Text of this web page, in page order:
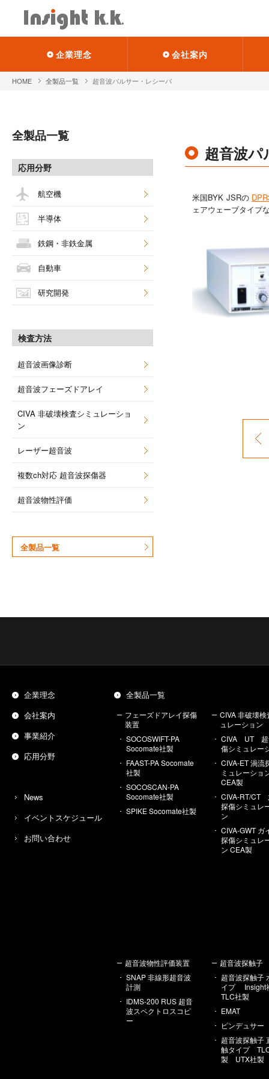
企業理念 会社案内
HOME 全製品一覧 超音波パルサー・レシーバ
超音波パ
米国BYK JSRの
ェアウェーブタイプ
全製品一覧
応用分野
航空機
半導体
鉄鋼・非鉄金属
自動車
研究開発
検査方法
超音波画像診断
超音波フェーズドアレイ
CIVA 非破壊検査シミュレーショ
ン
レーザー超音波
複数ch対応 超音波探傷器
超音波物性評価
全製品一覧
企業理念
会社案内
事業紹介
応用分野
News
イベントスケジュール
お問い合わせ
全製品一覧
フェーズドアレイ探傷
装置
SOCOSWIFT-PA
Socomate社製
FAAST-PA Socomate
社製
SOCOSCAN-PA
Socomate社製
SPIKE Socomate社製
CIVA 非破壊検
ュレーション
CIVA UT 超
傷シミュレー
CIVA-ET 渦流
ミュレーシ
CEA製
CIVA-RT/CT
探傷シミュレ
ン
CIVA-GWT ガ
探傷シミュレ
ン CEA製
超音波物性評価装置
SNAP 非線形超音波
計測
IDMS-200 RUS 超音
波スペクトロスコピ
ー
超音波探触子
超音波探触子
イプ
TLC社製
EMAT
ピンデュサー
超音波探触子
触タイプ
製 UTX社製